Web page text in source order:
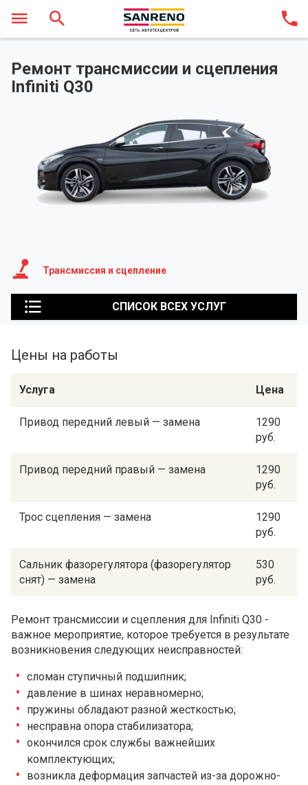
Ремонт трансмиссии и сцепления
Infiniti Q30
Трансмиссия и сцепление
СПИСОК ВСЕХ УСЛУГ
Цены на работы
Услуга Цена
Привод передний левый — замена
1290
руб.
Привод передний правый — замена
1290
руб.
Трос сцепления — замена
1290
руб.
Сальник фазорегулятора (фазорегулятор
снят) — замена
530
руб.
Ремонт трансмиссии и сцепления для Infiniti Q30 -
важное мероприятие, которое требуется в результате
возникновения следующих неисправностей:
сломан ступичный подшипник;
давление в шинах неравномерно;
пружины обладают разной жесткостью;
несправна опора стабилизатора;
окончился срок службы важнейших
комплектующих;
возникла деформация запчастей из-за дорожно-